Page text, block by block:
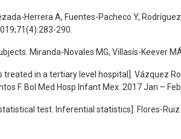
Herrera A, Fuentes-Pacheco Y,
290.
Miranda-Novales MG, Villasís-Keever
in a tertiary level hospital]. Vázquez
F. Bol Med Hosp Infant Mex. 2017 Jan –
test. Inferential statistics]. Flores-